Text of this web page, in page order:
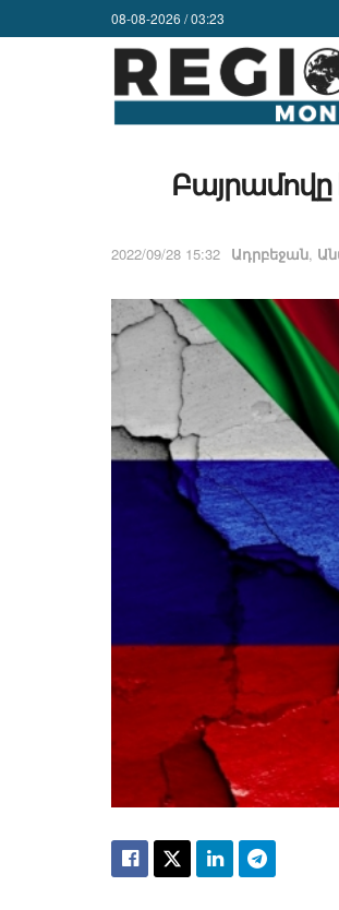
08-08-2026 / 03:23
Բայրամովը
2022/09/28 15:32 Ադրբեջան,